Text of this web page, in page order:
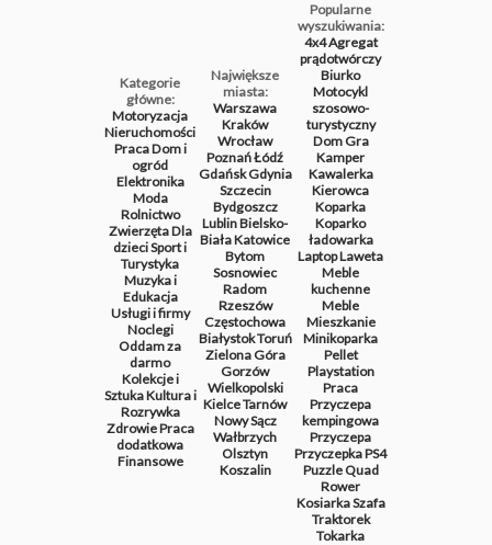
Kategorie
główne:
Motoryzacja
Nieruchomości
PracaDom i
ogród
Elektronika
Moda
Rolnictwo
ZwierzętaDla
dzieciSport i
Turystyka
Muzyka i
Edukacja
Usługi i firmy
Noclegi
Oddam za
darmo
Kolekcje i
SztukaKultura i
Rozrywka
ZdrowiePraca
dodatkowa
Finansowe
Największe
miasta:
Warszawa
Kraków
Wrocław
PoznańŁódź
GdańskGdynia
Szczecin
Bydgoszcz
LublinBielsko-
BiałaKatowice
Bytom
Sosnowiec
Radom
Rzeszów
Częstochowa
BiałystokToruń
Zielona Góra
Gorzów
Wielkopolski
KielceTarnów
Nowy Sącz
Wałbrzych
Olsztyn
Koszalin
Popularne
wyszukiwania:
4x4Agregat
prądotwórczy
Biurko
Motocykl
szosowo-
turystyczny
DomGra
Kamper
Kawalerka
Kierowca
Koparka
Koparko
ładowarka
LaptopLaweta
Meble
kuchenne
Meble
Mieszkanie
Minikoparka
Pellet
Playstation
Praca
Przyczepa
kempingowa
Przyczepa
PrzyczepkaPS4
PuzzleQuad
Rower
KosiarkaSzafa
Traktorek
Tokarka